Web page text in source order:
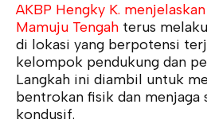
AKBP Hengky K.
Mamuju Tengah terus
di lokasi yang berpotensi
kelompok pendukung dan
Langkah ini diambil untuk
bentrokan fisik dan menjaga
kondusif.